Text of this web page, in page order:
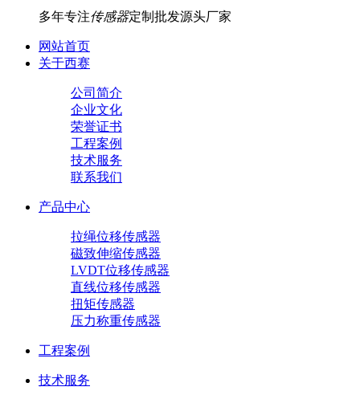
多年专注传感器定制批发源头厂家
网站首页
关于西赛
公司简介
企业文化
荣誉证书
工程案例
技术服务
联系我们
产品中心
拉绳位移传感器
磁致伸缩传感器
LVDT位移传感器
直线位移传感器
扭矩传感器
压力称重传感器
工程案例
技术服务